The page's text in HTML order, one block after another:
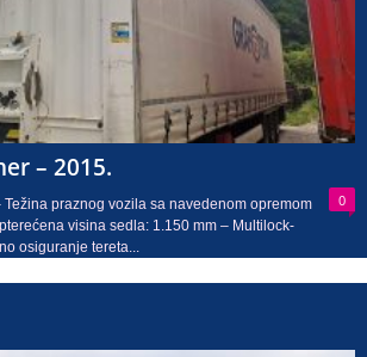
– 2015.
0
Težina praznog vozila sa navedenom opremom
visina sedla: 1.150 mm – Multilock-
osiguranje tereta...